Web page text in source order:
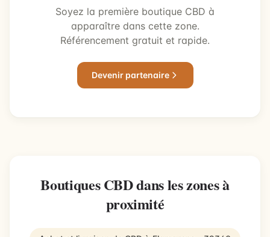
Soyez la première boutique CBD à
apparaître dans cette zone.
Référencement gratuit et rapide.
Devenir partenaire
Boutiques CBD dans les zones à
proximité